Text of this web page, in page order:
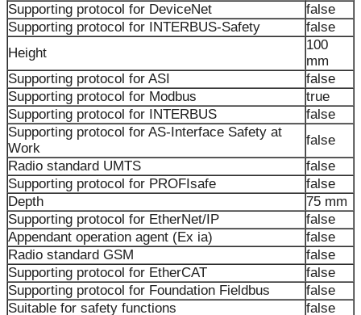
Supporting protocol for DeviceNet
false
Supporting protocol for INTERBUS-Safety
false
Height
100
mm
Supporting protocol for ASI
false
Supporting protocol for Modbus
true
Supporting protocol for INTERBUS
false
Supporting protocol for AS-Interface Safety at
Work
false
Radio standard UMTS
false
Supporting protocol for PROFIsafe
false
Depth
75 mm
Supporting protocol for EtherNet/IP
false
Appendant operation agent (Ex ia)
false
Radio standard GSM
false
Supporting protocol for EtherCAT
false
Supporting protocol for Foundation Fieldbus
false
Suitable for safety functions
false